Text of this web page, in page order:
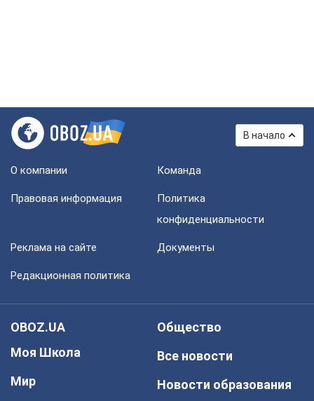
В начало
О компании Команда
Правовая информация
Политика
конфиденциальности
Реклама на сайте Документы
Редакционная политика
OBOZ.UA
Моя Школа
Мир
Общество
Все новости
Новости образования